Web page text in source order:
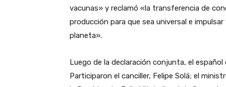
vacunas» y reclamó «la transferencia de
producción para que sea universal e
planeta».
Luego de la declaración conjunta, el
Participaron el canciller, Felipe Solá; el